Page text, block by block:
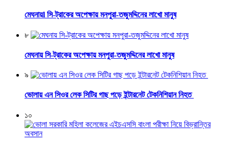
মেঘনায়l সি-ট্রাকের অপেক্ষায় মনপুরা-তজুমদ্দিনের লাখো মানুষ
৮
মেঘনায় সি-ট্রাকের অপেক্ষায় মনপুরা-তজুমদ্দিনের লাখো মানুষ
৯
ভোলায় এন সিওর লেক সিটির গাছ পড়ে ইন্টারনেট টেকনিশিয়ান নিহত
১০